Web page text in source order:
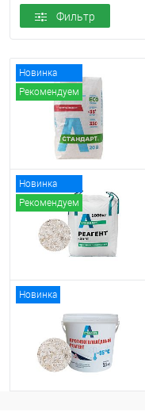
Фильтр
Новинка
Рекомендуем
Новинка
Рекомендуем
Новинка